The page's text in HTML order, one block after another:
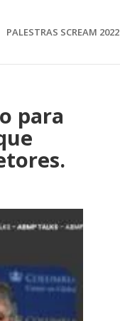
PALESTRAS SCREAM 2022
para